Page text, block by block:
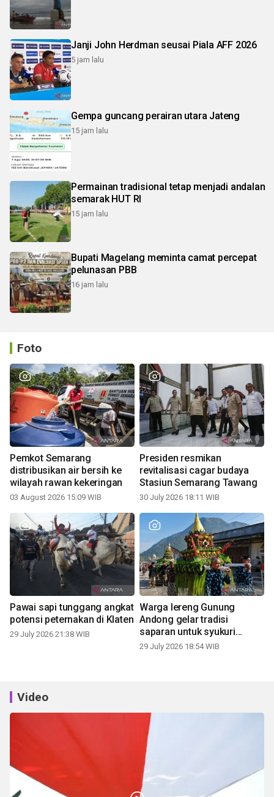
Janji John Herdman seusai Piala AFF 2026
5 jam lalu
Gempa guncang perairan utara Jateng
15 jam lalu
Permainan tradisional tetap menjadi andalan
semarak HUT RI
15 jam lalu
Bupati Magelang meminta camat percepat
pelunasan PBB
16 jam lalu
Foto
Pemkot Semarang
distribusikan air bersih ke
wilayah rawan kekeringan
03 August 2026 15:09 WIB
Presiden resmikan
revitalisasi cagar budaya
Stasiun Semarang Tawang
30 July 2026 18:11 WIB
Pawai sapi tunggang angkat
potensi peternakan di Klaten
29 July 2026 21:38 WIB
Warga lereng Gunung
Andong gelar tradisi
saparan untuk syukuri
panen
29 July 2026 18:54 WIB
Video